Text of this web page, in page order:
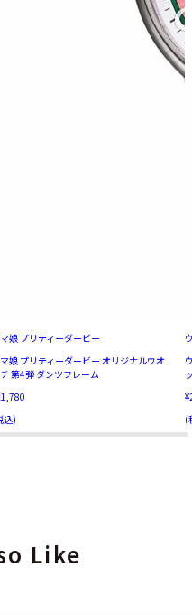
娘 プリティーダービー
娘 プリティーダービー オリジナルウオ
第4弾 ダンツフレーム
込)
(
Like